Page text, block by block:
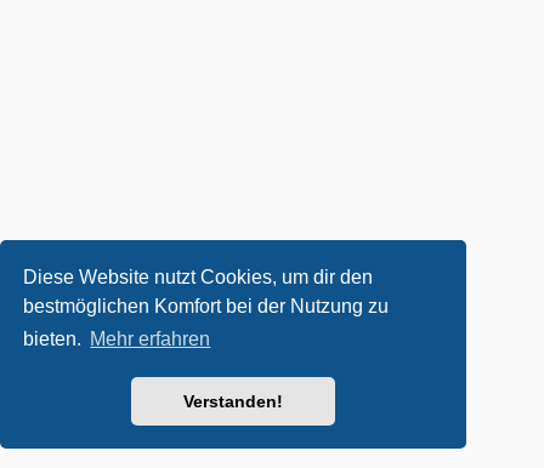
Diese Website nutzt Cookies, um dir den
bestmöglichen Komfort bei der Nutzung zu
bieten. Mehr erfahren
Verstanden!